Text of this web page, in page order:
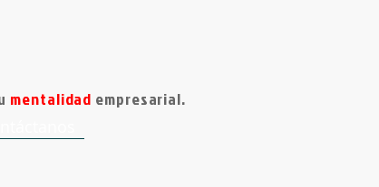
mentalidad empresarial.